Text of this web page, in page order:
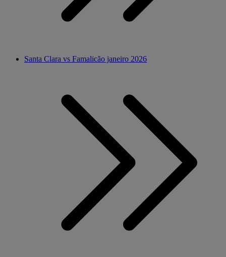
Santa Clara vs Famalicão janeiro 2026